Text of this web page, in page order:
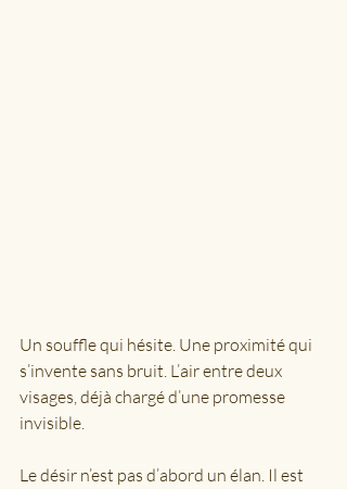
Un souffle qui hésite. Une proximité qui
s’invente sans bruit. L’air entre deux
visages, déjà chargé d’une promesse
invisible.
Le désir n’est pas d’abord un élan. Il est